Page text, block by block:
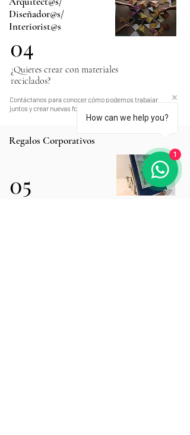
Diseñador@s/
Interiorist@s
04
¿Quieres crear con materiales
reciclados?
Contáctanos para conocer cómo podemos trabajar
juntos y crear nuevas formas de utilizar el plástico
Regalos Corporativos
05
How can we help you?
1